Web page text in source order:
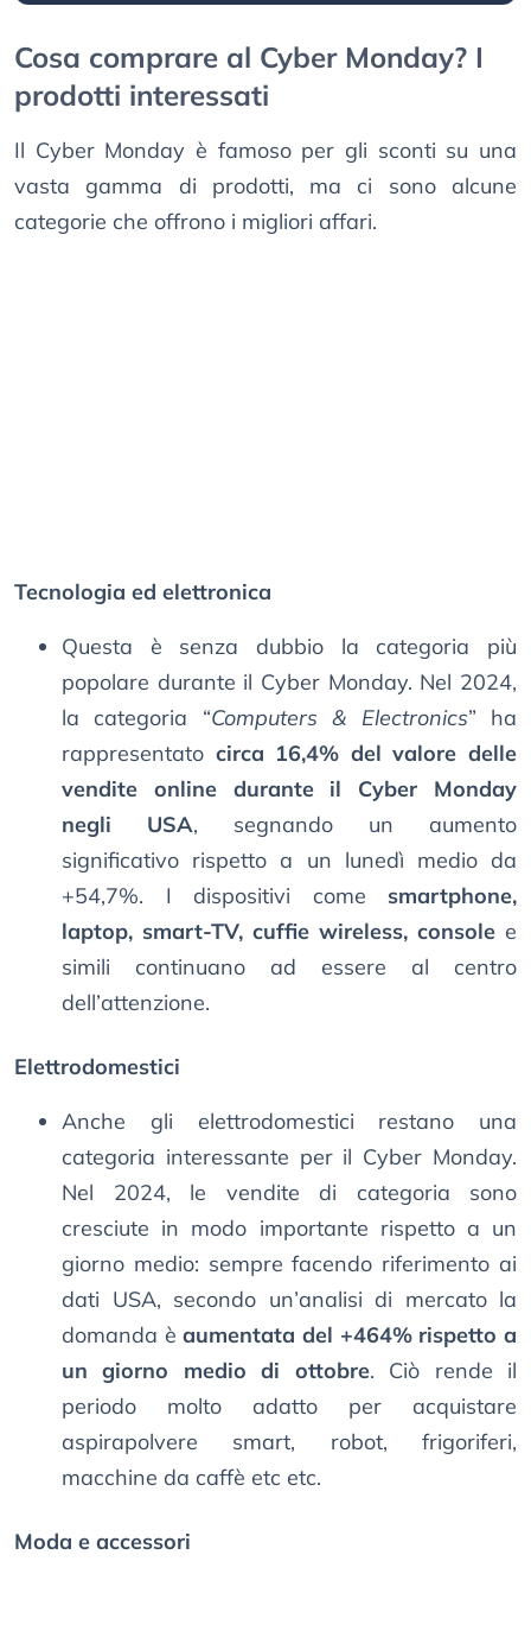
Cosa comprare al Cyber Monday? I
prodotti interessati
Il Cyber Monday è famoso per gli sconti su una
vasta gamma di prodotti, ma ci sono alcune
categorie che offrono i migliori affari.
Tecnologia ed elettronica
Questa è senza dubbio la categoria più
popolare durante il Cyber Monday. Nel 2024,
la categoria “Computers & Electronics” ha
rappresentato circa 16,4% del valore delle
vendite online durante il Cyber Monday
negli USA, segnando un aumento
significativo rispetto a un lunedì medio da
+54,7%. I dispositivi come smartphone,
laptop, smart-TV, cuffie wireless, console e
simili continuano ad essere al centro
dell’attenzione.
Elettrodomestici
Anche gli elettrodomestici restano una
categoria interessante per il Cyber Monday.
Nel 2024, le vendite di categoria sono
cresciute in modo importante rispetto a un
giorno medio: sempre facendo riferimento ai
dati USA, secondo un’analisi di mercato la
domanda èaumentata del +464% rispetto a
un giorno medio di ottobre. Ciò rende il
periodo molto adatto per acquistare
aspirapolvere smart, robot, frigoriferi,
macchine da caffè etc etc.
Moda e accessori